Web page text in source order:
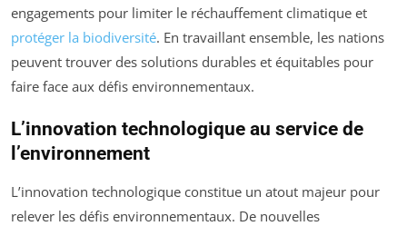
engagements pour limiter le réchauffement climatique et
protéger la biodiversité. En travaillant ensemble, les nations
peuvent trouver des solutions durables et équitables pour
faire face aux défis environnementaux.
L’innovation technologique au service de
l’environnement
L’innovation technologique constitue un atout majeur pour
relever les défis environnementaux. De nouvelles